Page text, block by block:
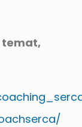
temat,